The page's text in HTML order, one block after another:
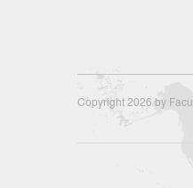
Copyright 2026 by